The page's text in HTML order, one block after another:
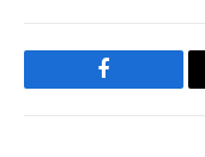
Facebook